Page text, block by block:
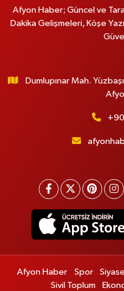
Afyon Haber; Güncel ve
Dakika Gelişmeleri, Köşe
Dumlupınar Mah.
Afyon Haber Spor
Sivil Toplum